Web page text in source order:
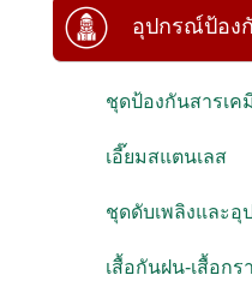
อุปกรณ์ป้อง
ชุดป้องกันสารเค
เอี๊ยมสแตนเลส
ชุดดับเพลิงและอุ
เสื้อกันฝน-เสื้อก